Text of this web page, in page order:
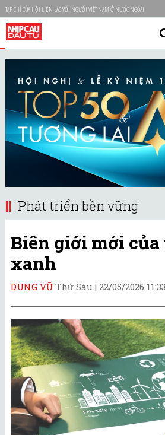
TẠP CHÍ CỦA HỘI LIÊN LẠC VỚI NGƯỜI VIỆT NAM Ở NƯỚC NGOÀI
Phát triển bền vững
Biên giới mới
xanh
DUNG VŨ Thứ Sáu | 22/05/2026 11:33